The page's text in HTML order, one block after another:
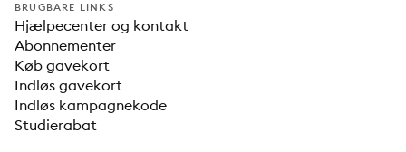
BRUGBARE LINKS
Hjælpecenter og kontakt
Abonnementer
Køb gavekort
Indløs gavekort
Indløs kampagnekode
Studierabat